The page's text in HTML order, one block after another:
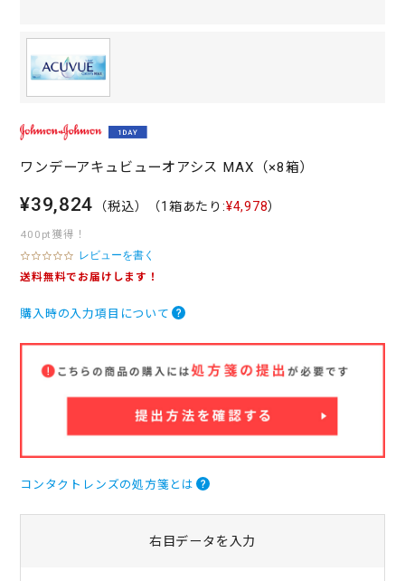
ワンデーアキュビューオアシス MAX（×8箱）
¥39,824 （税込） （1箱あたり:¥4,978）
400pt獲得！
0
.
t
r
a
t
g
レビューを書く
送料無料でお届けします！
購入時の入力項目について
コンタクトレンズの処方箋とは
右目データを入力